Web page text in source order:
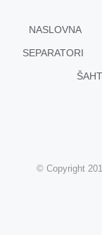
NASLOVNA
SEPARATORI
© Copyright